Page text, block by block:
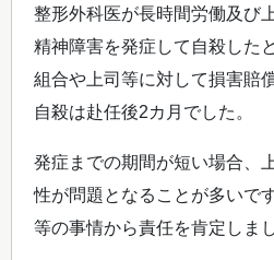
整形外科医が長時間労働及び
精神障害を発症して自殺した
組合や上司等に対して損害賠
自殺は赴任後2カ月でした。
発症までの期間が短い場合、
性が問題となることが多いで
等の事情から責任を肯定しまし